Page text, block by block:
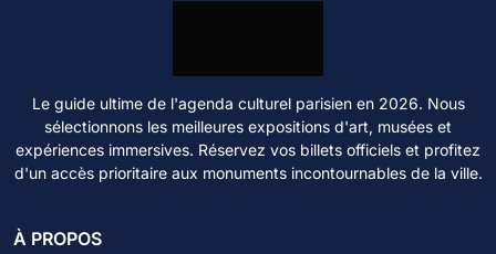
Le guide ultime de l'agenda culturel parisien en 2026. Nous
sélectionnons les meilleures expositions d'art, musées et
expériences immersives. Réservez vos billets officiels et profitez
d'un accès prioritaire aux monuments incontournables de la ville.
À PROPOS